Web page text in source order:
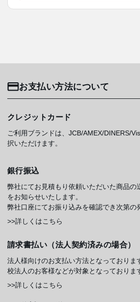
お支払い方法について
クレジットカード
ご利用ブランドは、JCB/AMEX/DINERS/
択いただけます。
銀行振込
弊社にてお見積もり依頼いただいた商品の
をお知らせいたします。
弊社口座にてお振り込みを確認でき次第の
>>詳しくはこちら
請求書払い（法人契約済みの場合）
法人様向けのお支払い方法となっておりま
校法人のお客様などが対象となっておりま
>>詳しくはこちら